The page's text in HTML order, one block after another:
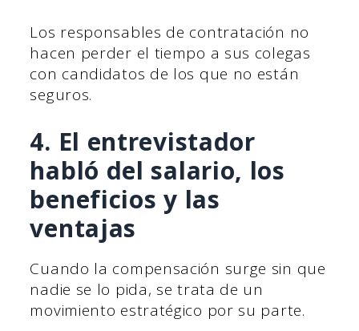
Los responsables de contratación no
hacen perder el tiempo a sus colegas
con candidatos de los que no están
seguros.
4. El entrevistador
habló del salario, los
beneficios y las
ventajas
Cuando la compensación surge sin que
nadie se lo pida, se trata de un
movimiento estratégico por su parte.